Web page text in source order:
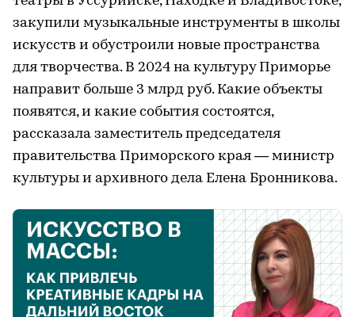
закупили музыкальные инструменты в школы
искусств и обустроили новые пространства
для творчества. В 2024 на культуру Приморье
направит больше 3 млрд руб. Какие объекты
появятся, и какие события состоятся,
рассказала заместитель председателя
правительства Приморского края — министр
культуры и архивного дела Елена Бронникова.